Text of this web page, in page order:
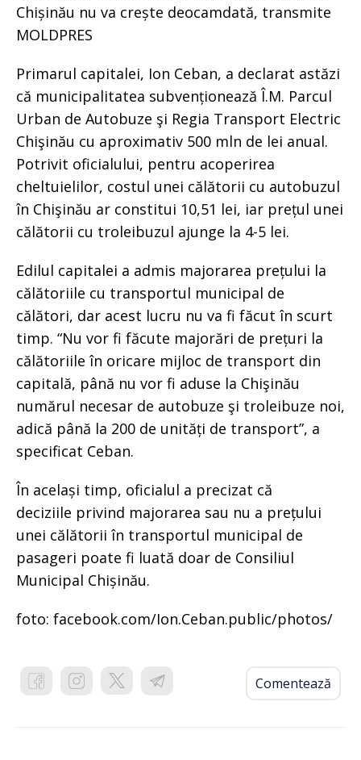
Chișinău nu va crește deocamdată, transmite
MOLDPRES
Primarul capitalei, Ion Ceban, a declarat astăzi
că municipalitatea subvenționează Î.M. Parcul
Urban de Autobuze şi Regia Transport Electric
Chişinău cu aproximativ 500 mln de lei anual.
Potrivit oficialului, pentru acoperirea
cheltuielilor, costul unei călătorii cu autobuzul
în Chişinău ar constitui 10,51 lei, iar prețul unei
călătorii cu troleibuzul ajunge la 4-5 lei.
Edilul capitalei a admis majorarea prețului la
călătoriile cu transportul municipal de
călători, dar acest lucru nu va fi făcut în scurt
timp. “Nu vor fi făcute majorări de prețuri la
călătoriile în oricare mijloc de transport din
capitală, până nu vor fi aduse la Chişinău
numărul necesar de autobuze şi troleibuze noi,
adică până la 200 de unități de transport”, a
specificat Ceban.
În același timp, oficialul a precizat că
deciziile privind majorarea sau nu a prețului
unei călătorii în transportul municipal de
pasageri poate fi luată doar de Consiliul
Municipal Chișinău.
foto: facebook.com/Ion.Ceban.public/photos/
Comentează